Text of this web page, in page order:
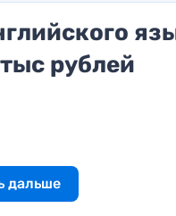
рублей
дальше